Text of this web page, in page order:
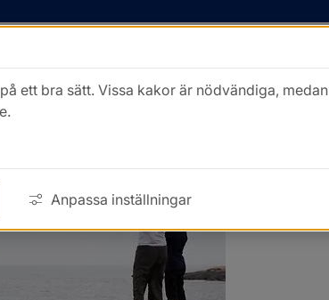
ett bra sätt. Vissa kakor är nödvändiga, medan
Anpassa inställningar